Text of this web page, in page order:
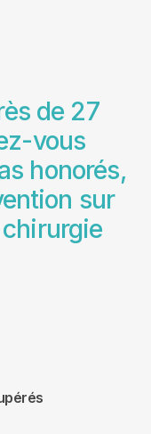
de 27
vous
honorés,
sur